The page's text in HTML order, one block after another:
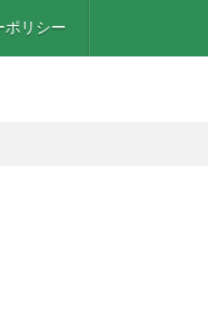
ポリシー